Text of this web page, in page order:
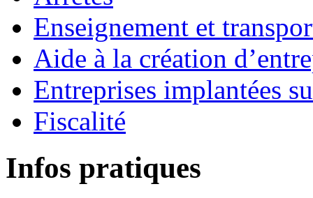
Enseignement et
Aide à la création
Entreprises implantées
Fiscalité
Infos pratiques